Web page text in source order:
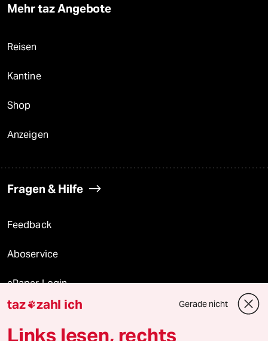
Mehr taz Angebote
Reisen
Kantine
Shop
Anzeigen
Fragen & Hilfe
Feedback
Aboservice
ePaper Login
Downloads für Abonnierende
taz zahl ich Gerade nicht
Links lesen, rechts